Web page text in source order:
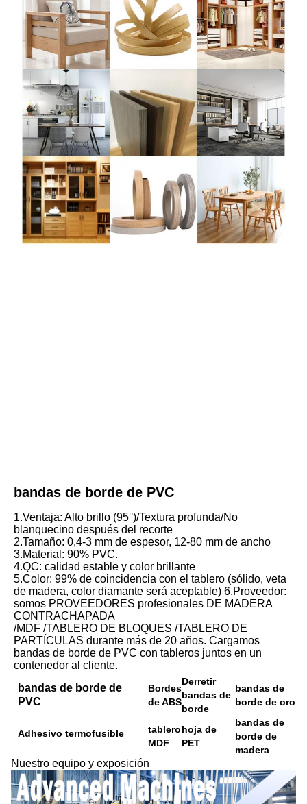
bandas de borde de PVC
1.Ventaja: Alto brillo (95°)/Textura profunda/No
blanquecino después del recorte
2.Tamaño: 0,4-3 mm de espesor, 12-80 mm de ancho
3.Material: 90% PVC.
4.QC: calidad estable y color brillante
5.Color: 99% de coincidencia con el tablero (sólido, veta
de madera, color diamante será aceptable) 6.Proveedor:
somos PROVEEDORES profesionales DE MADERA
CONTRACHAPADA
/MDF /TABLERO DE BLOQUES /TABLERO DE
PARTÍCULAS durante más de 20 años. Cargamos
bandas de borde de PVC con tableros juntos en un
contenedor al cliente.
bandas de borde de
PVC
Bordes
de ABS
Derretir
bandas de
borde
bandas de
borde de oro
Adhesivo termofusible
tablero
MDF
hoja de
PET
bandas de
borde de
madera
Nuestro equipo y exposición